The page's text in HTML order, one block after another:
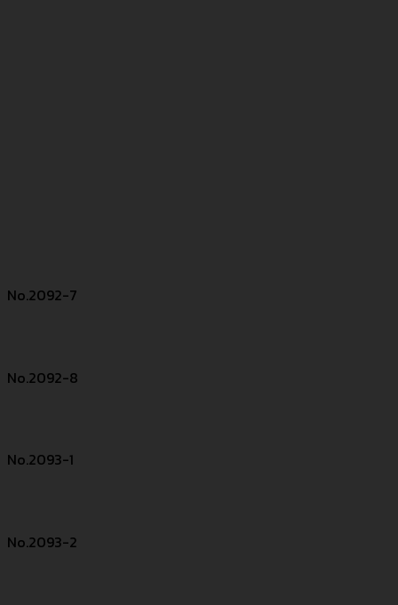
No.2092-7
No.2092-8
No.2093-1
No.2093-2